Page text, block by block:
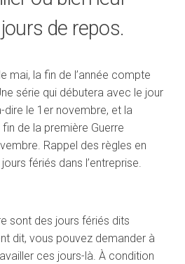
de repos.
mai, la fin de l’année compte
série qui débutera avec le jour
dire le 1er novembre, et la
de la première Guerre
Rappel des règles en
fériés dans l’entreprise.
sont des jours fériés dits
dit, vous pouvez demander à
ces jours-là. À condition